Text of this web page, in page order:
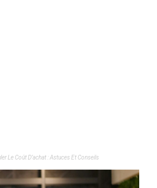
Le Coût D’achat : Astuces Et Conseils